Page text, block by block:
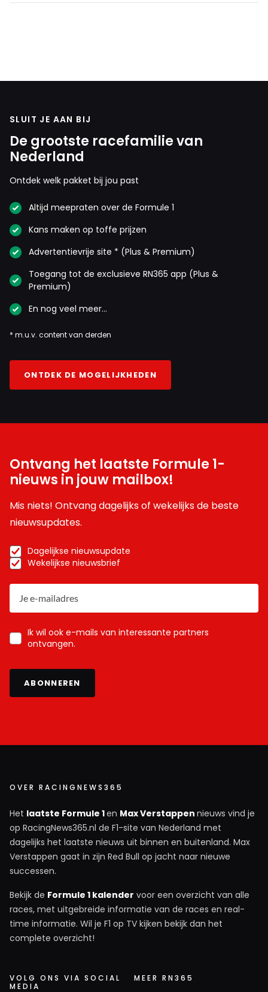
SLUIT JE AAN BIJ
De grootste racefamilie van
Nederland
Ontdek welk pakket bij jou past
Altijd meepraten over de Formule 1
Kans maken op toffe prijzen
Advertentievrije site * (Plus & Premium)
Toegang tot de exclusieve RN365 app (Plus &
Premium)
En nog veel meer…
* m.u.v. content van derden
ONTDEK DE MOGELIJKHEDEN
Ontvang het laatste Formule 1-
nieuws in jouw mailbox!
Mis niets! Ontvang dagelijks of wekelijks de beste
nieuwsupdates.
Dagelijkse nieuwsupdate
Wekelijkse nieuwsbrief
Ik wil ook e-mails van interessante partners
ontvangen.
ABONNEREN
OVER RACINGNEWS365
Het laatste Formule 1en Max Verstappen nieuws vind je
op RacingNews365.nl de F1-site van Nederland met
dagelijks het laatste nieuws uit binnen en buitenland. Max
Verstappen gaat in zijn Red Bull op jacht naar nieuwe
successen.
Bekijk de Formule 1 kalender voor een overzicht van alle
races, met uitgebreide informatie van de races en real-
time informatie. Wil je F1 op TV kijken bekijk dan het
complete overzicht!
VOLG ONS VIA SOCIAL
MEDIA
MEER RN365